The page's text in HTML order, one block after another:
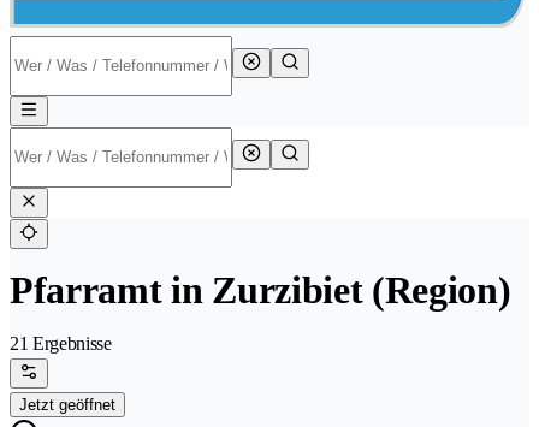
Pfarramt in Zurzibiet (Region)
21 Ergebnisse
Jetzt geöffnet